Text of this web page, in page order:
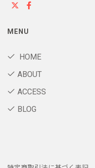
MENU
HOME
ABOUT
ACCESS
BLOG